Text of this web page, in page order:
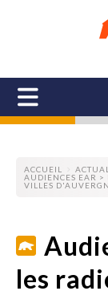
ACCUEIL
AUDIENCES EAR >
VILLES
les